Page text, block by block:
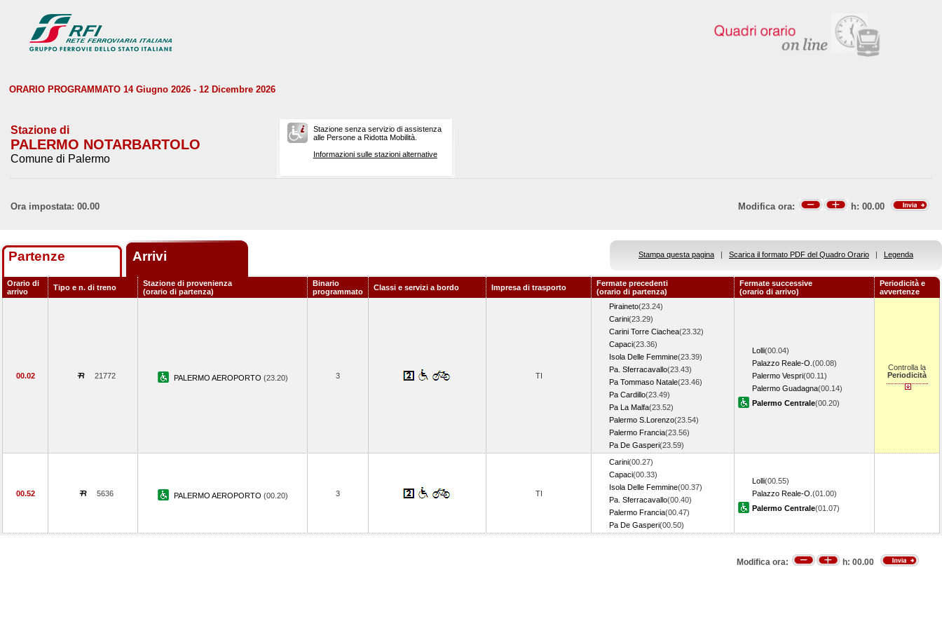
ORARIO PROGRAMMATO 14 Giugno 2026 - 12 Dicembre 2026
Stazione di
PALERMO NOTARBARTOLO
Comune di Palermo
Stazione senza servizio di assistenza
alle Persone a Ridotta Mobilità.
Informazioni sulle stazioni alternative
Ora impostata: 00.00 Modifica ora: h: 00.00
Partenze Arrivi Stampa questa pagina | Scarica il formato PDF del Quadro Orario | Legenda
Orario di
arrivo
Tipo e n. di treno
Stazione di provenienza
(orario di partenza)
Binario
programmato
Classi e servizi a bordo Impresa di trasporto
Fermate precedenti
(orario di partenza)
Fermate successive
(orario di arrivo)
Periodicità e
avvertenze
00.02 21772 PALERMO AEROPORTO (23.20) 3 TI
Piraineto(23.24)
Carini(23.29)
Carini Torre Ciachea(23.32)
Capaci(23.36)
Isola Delle Femmine(23.39)
Pa. Sferracavallo(23.43)
Pa Tommaso Natale(23.46)
Pa Cardillo(23.49)
Pa La Malfa(23.52)
Palermo S.Lorenzo(23.54)
Palermo Francia(23.56)
Pa De Gasperi(23.59)
Lolli(00.04)
Palazzo Reale-O. (00.08)
Palermo Vespri(00.11)
Palermo Guadagna(00.14)
Palermo Centrale(00.20)
Controlla la
Periodicità
00.52 5636 PALERMO AEROPORTO (00.20) 3 TI
Carini(00.27)
Capaci(00.33)
Isola Delle Femmine(00.37)
Pa. Sferracavallo(00.40)
Palermo Francia(00.47)
Pa De Gasperi(00.50)
Lolli(00.55)
Palazzo Reale-O. (01.00)
Palermo Centrale(01.07)
Modifica ora: h: 00.00